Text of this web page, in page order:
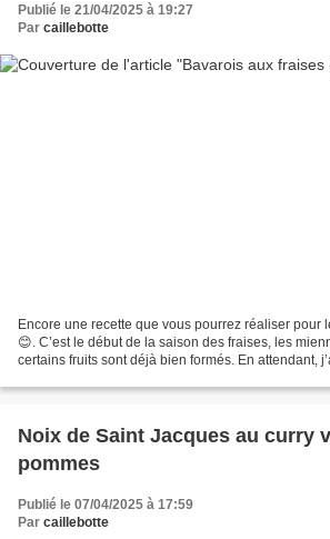
Publié le 21/04/2025 à 19:27
Par caillebotte
Encore une recette que vous pourrez réaliser pour
😊. C’est le début de la saison des fraises, les
certains fruits sont déjà bien formés. En attendant,
Noix de Saint Jacques au curry
pommes
Publié le 07/04/2025 à 17:59
Par caillebotte